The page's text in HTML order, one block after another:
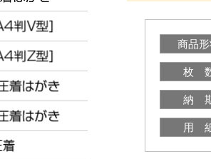
商品
枚
納
用